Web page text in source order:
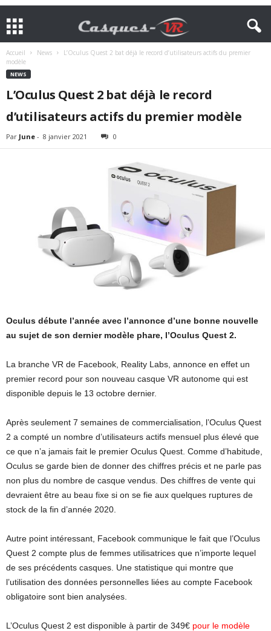
Accueil News
L’Oculus Quest 2 bat déjà le record d’utilisateurs actifs du premier
modèle
NEWS
L’Oculus Quest 2 bat déjà le record
d’utilisateurs actifs du premier modèle
Par June - 8 janvier 2021 0
Oculus débute l’année avec l’annonce d’une bonne nouvelle
au sujet de son dernier modèle phare, l’Oculus Quest 2.
La branche VR de Facebook, Reality Labs, annonce en effet un
premier record pour son nouveau casque VR autonome qui est
disponible depuis le 13 octobre dernier.
Après seulement 7 semaines de commercialisation, l’Oculus Quest
2 a compté un nombre d’utilisateurs actifs mensuel plus élevé que
ce que n’a jamais fait le premier Oculus Quest. Comme d’habitude,
Oculus se garde bien de donner des chiffres précis et ne parle pas
non plus du nombre de casque vendus. Des chiffres de vente qui
devraient être au beau fixe si on se fie aux quelques ruptures de
stock de la fin d’année 2020.
Autre point intéressant, Facebook communique le fait que l’Oculus
Quest 2 compte plus de femmes utilisatrices que n’importe lequel
de ses précédents casques. Une statistique qui montre que
l’utilisation des données personnelles liées au compte Facebook
obligatoire sont bien analysées.
L’Oculus Quest 2 est disponible à partir de 349€ pour le modèle